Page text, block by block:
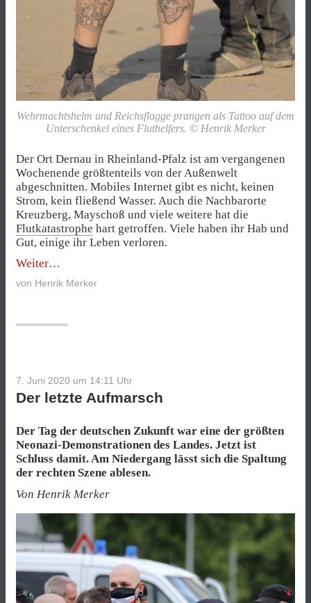
Wehrmachtshelm und Reichsflagge prangen als Tattoo auf dem
Unterschenkel eines Fluthelfers. © Henrik Merker
Der Ort Dernau in Rheinland-Pfalz ist am vergangenen
Wochenende größtenteils von der Außenwelt
abgeschnitten. Mobiles Internet gibt es nicht, keinen
Strom, kein fließend Wasser. Auch die Nachbarorte
Kreuzberg, Mayschoß und viele weitere hat die
Flutkatastrophe hart getroffen. Viele haben ihr Hab und
Gut, einige ihr Leben verloren.
Weiter„Falsche
Freunde
in
von Henrik Merker
7. Juni 2020 um 14:11 Uhr
Der letzte Aufmarsch
Der Tag der deutschen Zukunft war eine der größten
Neonazi-Demonstrationen des Landes. Jetzt ist
Schluss damit. Am Niedergang lässt sich die Spaltung
der rechten Szene ablesen.
Von Henrik Merker